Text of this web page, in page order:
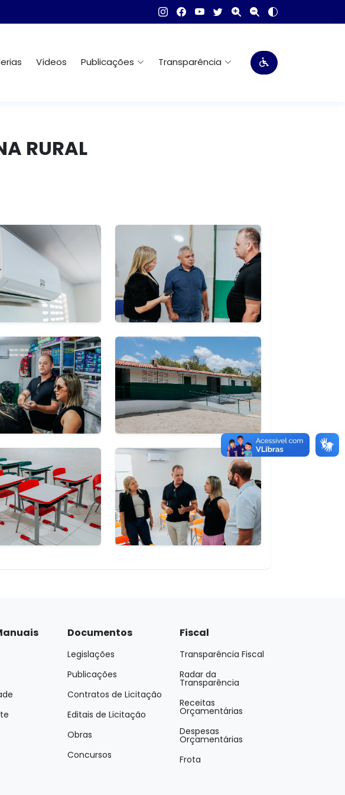
Vídeos Publicações Transparência
RURAL
Documentos
Legislações
Publicações
Contratos de Licitação
Editais de Licitação
Obras
Concursos
Fiscal
Transparência Fiscal
Radar da
Transparência
Receitas
Orçamentárias
Despesas
Orçamentárias
Frota